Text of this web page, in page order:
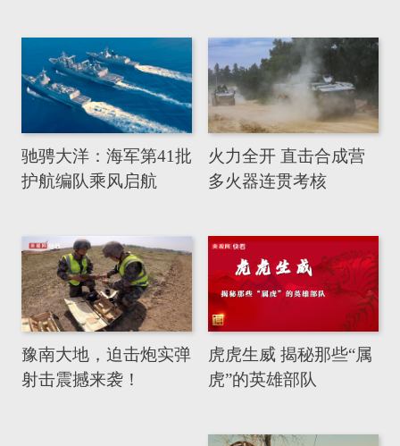
驰骋大洋：海军第41批
护航编队乘风启航
火力全开 直击合成营
多火器连贯考核
豫南大地，迫击炮实弹
射击震撼来袭！
虎虎生威 揭秘那些“属
虎”的英雄部队